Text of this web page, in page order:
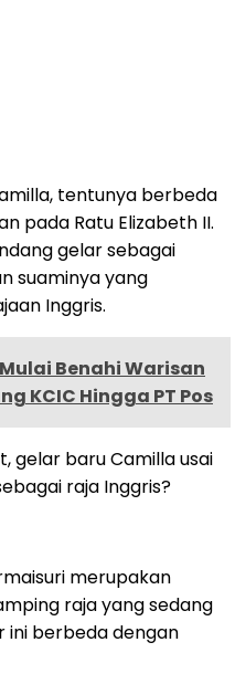
tentunya berbeda
pada Ratu Elizabeth II.
gelar sebagai
suaminya yang
Inggris.
Benahi Warisan
KCIC Hingga PT Pos
gelar baru Camilla usai
raja Inggris?
merupakan
raja yang sedang
ini berbeda dengan